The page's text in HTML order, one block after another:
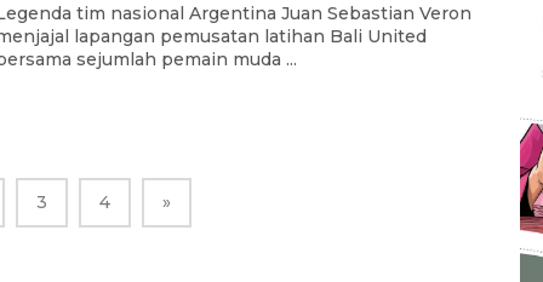
tim nasional Argentina Juan Sebastian Veron
lapangan pemusatan latihan Bali United
sejumlah pemain muda ...
3 4 »